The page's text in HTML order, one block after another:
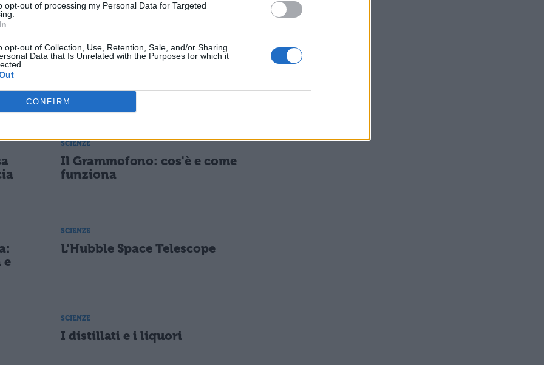
opt-out of processing my Personal Data for Targeted
opt-out of Collection, Use, Retention, Sale, and/or Sharing
Data that Is Unrelated with the Purposes for which it
CONFIRM
SCIENZE
e come trova l'acqua
SCIENZE
Il Grammofono: cos'è e come
funziona
e
SCIENZE
L'Hubble Space Telescope
SCIENZE
I distillati e i liquori